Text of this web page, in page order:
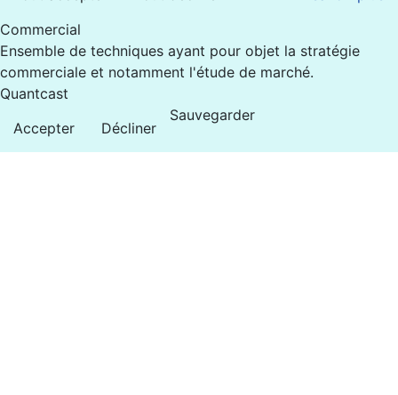
Commercial
Ensemble de techniques ayant pour objet la stratégie
commerciale et notamment l'étude de marché.
Quantcast
Accepter
Décliner
Sauvegarder